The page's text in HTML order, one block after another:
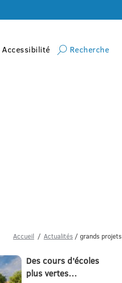
Accessibilité Recherche
Accueil Actualités / grands projets
Des cours d’écoles
plus vertes…